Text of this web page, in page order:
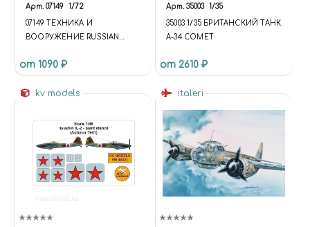
Арт. 07149 1/72
07149 ТЕХНИКА И
ВООРУЖЕНИЕ RUSSIAN
от 1090 ₽
Арт. 35003 1/35
35003 1/35 БРИТАНСКИЙ ТАНК
А-34 COMET
от 2610 ₽
kv models italeri